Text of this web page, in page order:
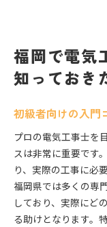
福岡で電気
知っておき
初級者向けの入門
プロの電気工事士を
スは非常に重要です
り、実際の工事に必
福岡県では多くの専
しており、実際にど
る助けとなります。